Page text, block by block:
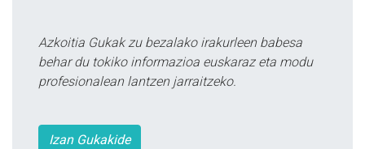
Azkoitia Gukak zu bezalako irakurleen babesa
behar du tokiko informazioa euskaraz eta modu
profesionalean lantzen jarraitzeko.
Izan Gukakide